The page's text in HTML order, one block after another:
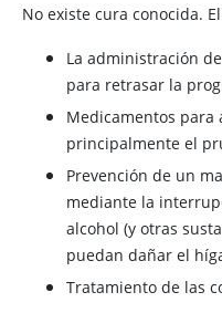
No existe cura conocida.
La administración
para retrasar la
Medicamentos para
principalmente el
Prevención de un
mediante la
alcohol (y otras
puedan dañar el
Tratamiento de las